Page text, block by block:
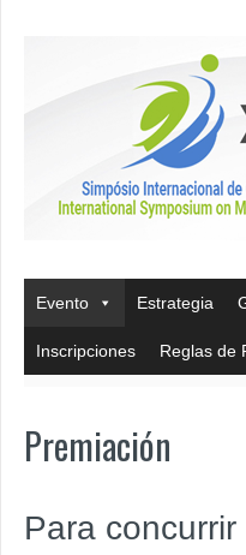
Evento Estrategia
Inscripciones Reglas de
Premiación
Para